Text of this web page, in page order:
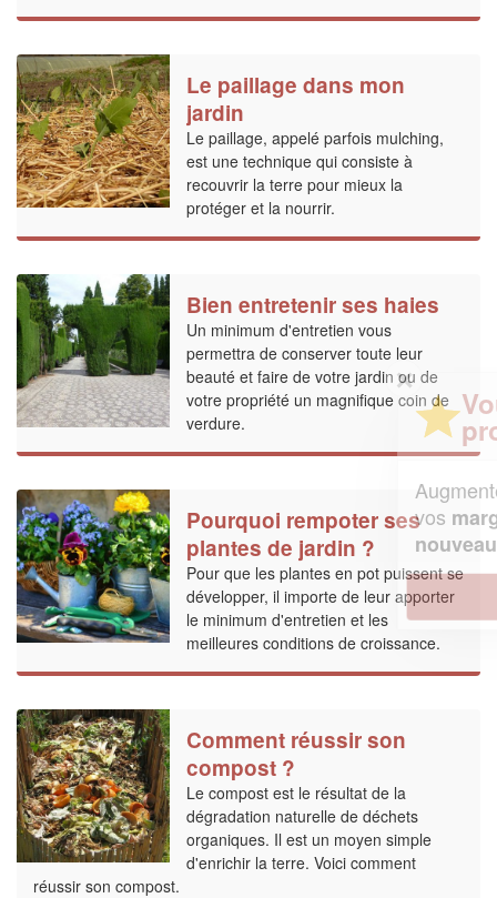
Le paillage dans mon
jardin
Le paillage, appelé parfois mulching,
est une technique qui consiste à
recouvrir la terre pour mieux la
protéger et la nourrir.
Bien entretenir ses haies
Un minimum d'entretien vous
permettra de conserver toute leur
beauté et faire de votre jardin ou de
votre propriété un magnifique coin de
verdure.
Pourquoi rempoter ses
plantes de jardin ?
Pour que les plantes en pot puissent se
développer, il importe de leur apporter
le minimum d'entretien et les
meilleures conditions de croissance.
Comment réussir son
compost ?
Le compost est le résultat de la
dégradation naturelle de déchets
organiques. Il est un moyen simple
d'enrichir la terre. Voici comment
réussir son compost.
✕
Vous êtes un
professionnel ?
Augmentez votre chiffre d'affaireset
vos
margestout en gagnant de
nouveaux clients!
En savoir plus